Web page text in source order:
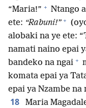
“Maria!” + Ntango
ete: “Rabuni!” +
alobaki na ye ete:
namati naino epai
bandeko na ngai +
komata epai ya
epai ya Nzambe na
18
Maria